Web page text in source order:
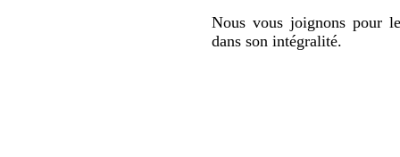
Nous vous joignons pour
dans son intégralité.